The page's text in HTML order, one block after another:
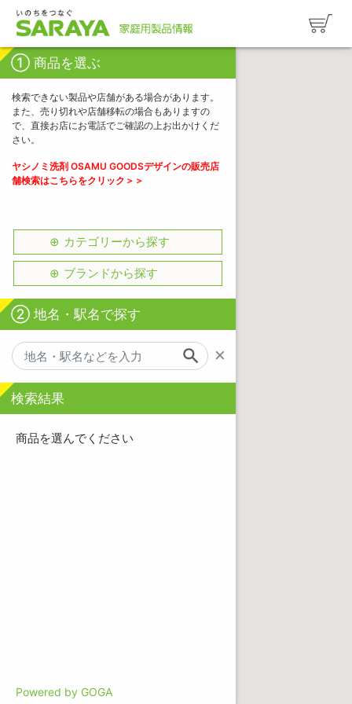
① 商品を選ぶ
検索できない製品や店舗がある場合があります。
また、売り切れや店舗移転の場合もありますの
で、直接お店にお電話でご確認の上お出かけくだ
さい。
ヤシノミ洗剤 OSAMU GOODSデザインの販売店
舗検索はこちらをクリック＞＞
カテゴリーから探す
ブランドから探す
② 地名・駅名で探す
×
検索結果
商品を選んでください
Powered by GOGA